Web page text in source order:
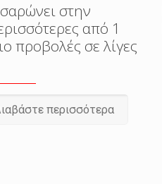
στην
από 1
προβολές σε λίγες
περισσότερα